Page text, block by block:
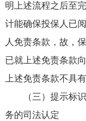
明上述流程之后至
计能确保投保人已
人免责条款，故，
已就上述免责条款
上述免责条款不具
（三）提示标
务的司法认定